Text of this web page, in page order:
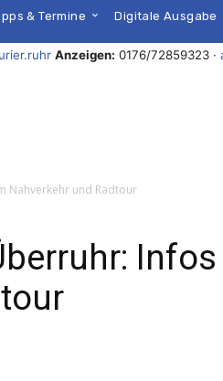
& Termine Digitale Ausgabe
Anzeigen: 0176/72859323 ·
Nahverkehr und Radtour